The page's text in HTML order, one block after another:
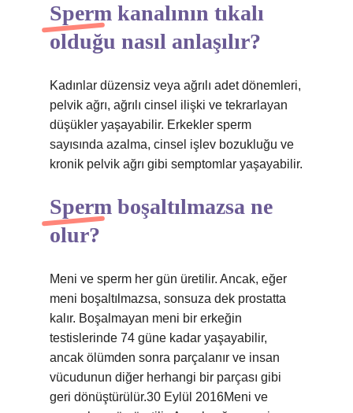
Sperm kanalının tıkalı
olduğu nasıl anlaşılır?
Kadınlar düzensiz veya ağrılı adet dönemleri,
pelvik ağrı, ağrılı cinsel ilişki ve tekrarlayan
düşükler yaşayabilir. Erkekler sperm
sayısında azalma, cinsel işlev bozukluğu ve
kronik pelvik ağrı gibi semptomlar yaşayabilir.
Sperm boşaltılmazsa ne
olur?
Meni ve sperm her gün üretilir. Ancak, eğer
meni boşaltılmazsa, sonsuza dek prostatta
kalır. Boşalmayan meni bir erkeğin
testislerinde 74 güne kadar yaşayabilir,
ancak ölümden sonra parçalanır ve insan
vücudunun diğer herhangi bir parçası gibi
geri dönüştürülür.30 Eylül 2016Meni ve